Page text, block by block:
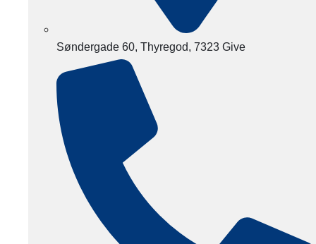
Søndergade 60, Thyregod, 7323 Give